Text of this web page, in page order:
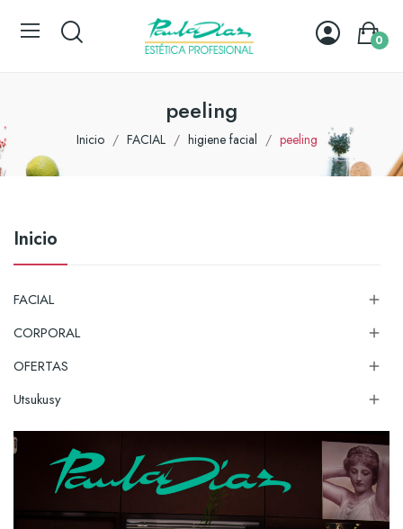
0
peeling
Inicio FACIAL higiene facial peeling
Inicio
FACIAL 
CORPORAL 
OFERTAS 
Utsukusy 